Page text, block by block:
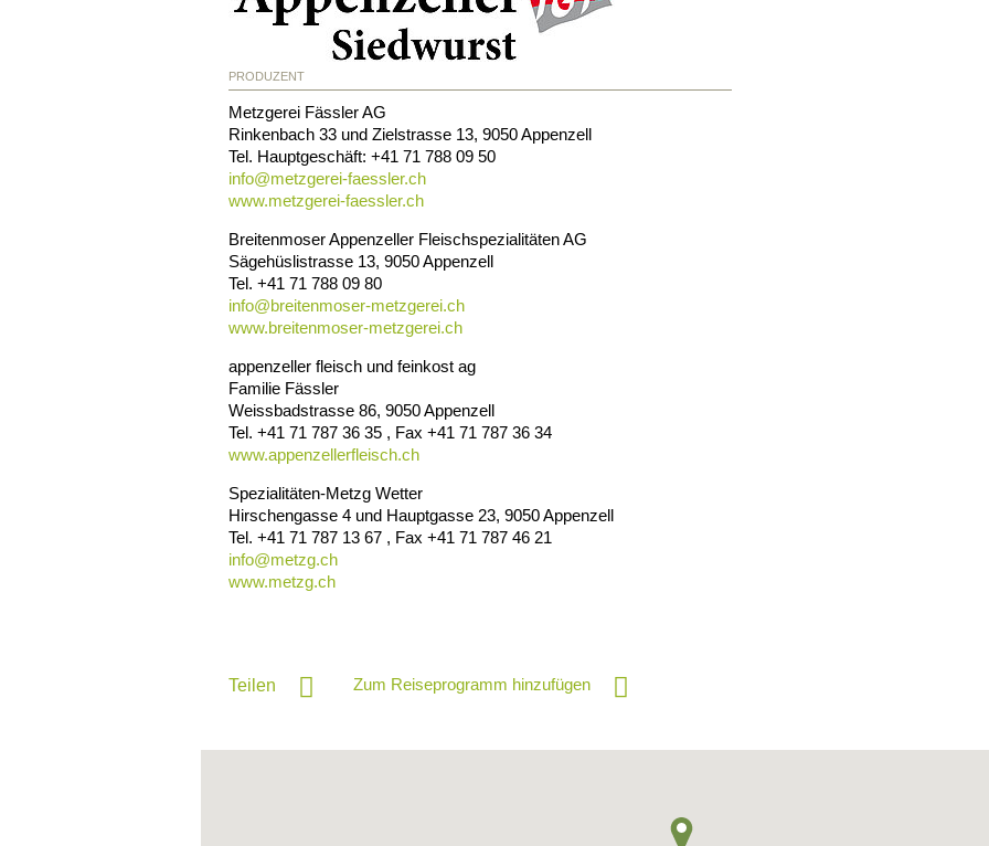
PRODUZENT
Metzgerei Fässler AG
Rinkenbach 33 und Zielstrasse 13, 9050Appenzell
Tel. Hauptgeschäft: +41 71 788 09 50
info@metzgerei-faessler.ch
www.metzgerei-faessler.ch
Breitenmoser Appenzeller Fleischspezialitäten AG
Sägehüslistrasse 13, 9050Appenzell
Tel. +41 71 788 09 80
info@breitenmoser-metzgerei.ch
www.breitenmoser-metzgerei.ch
appenzeller fleisch und feinkost ag
Familie Fässler
Weissbadstrasse 86, 9050Appenzell
Tel. +41 71 787 36 35 , Fax +41 71 787 36 34
www.appenzellerfleisch.ch
Spezialitäten-Metzg Wetter
Hirschengasse 4 und Hauptgasse 23, 9050Appenzell
Tel. +41 71 787 13 67 , Fax +41 71 787 46 21
info@metzg.ch
www.metzg.ch
Teilen Zum Reiseprogramm hinzufügen